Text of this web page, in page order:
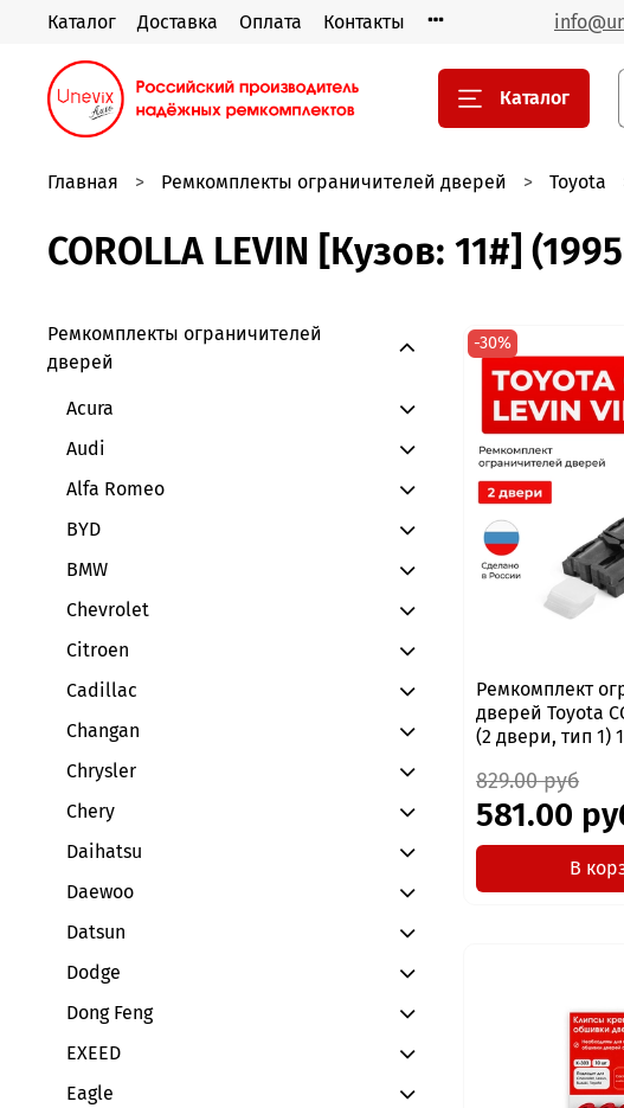
Каталог Доставка Оплата Контакты
Каталог
Главная Ремкомплекты ограничителей дверей Toyota
COROLLA LEVIN [Кузов: 11#]
-30%
Ремкомплект
дверей Toyota
(2 двери, тип 1)
829.00 руб
581.00
В
Ремкомплекты ограничителей
дверей
Acura
Audi
Alfa Romeo
BYD
BMW
Chevrolet
Citroen
Cadillac
Changan
Chrysler
Chery
Daihatsu
Daewoo
Datsun
Dodge
Dong Feng
EXEED
Eagle